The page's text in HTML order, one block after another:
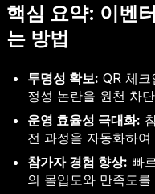
핵심 요약: 이벤
는 방법
투명성 확보: QR 체
정성 논란을 원천 차
운영 효율성 극대화:
전 과정을 자동화하
참가자 경험 향상: 빠
의 몰입도와 만족도를